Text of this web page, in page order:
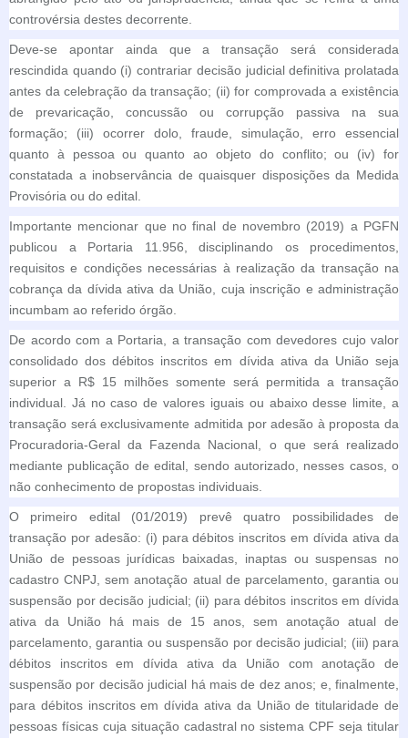
controvérsia destes decorrente.
Deve-se apontar ainda que a transação será considerada
rescindida quando (i) contrariar decisão judicial definitiva prolatada
antes da celebração da transação; (ii) for comprovada a existência
de prevaricação, concussão ou corrupção passiva na sua
formação; (iii) ocorrer dolo, fraude, simulação, erro essencial
quanto à pessoa ou quanto ao objeto do conflito; ou (iv) for
constatada a inobservância de quaisquer disposições da Medida
Provisória ou do edital.
Importante mencionar que no final de novembro (2019) a PGFN
publicou a Portaria 11.956, disciplinando os procedimentos,
requisitos e condições necessárias à realização da transação na
cobrança da dívida ativa da União, cuja inscrição e administração
incumbam ao referido órgão.
De acordo com a Portaria, a transação com devedores cujo valor
consolidado dos débitos inscritos em dívida ativa da União seja
superior a R$ 15 milhões somente será permitida a transação
individual. Já no caso de valores iguais ou abaixo desse limite, a
transação será exclusivamente admitida por adesão à proposta da
Procuradoria-Geral da Fazenda Nacional, o que será realizado
mediante publicação de edital, sendo autorizado, nesses casos, o
não conhecimento de propostas individuais.
O primeiro edital (01/2019) prevê quatro possibilidades de
transação por adesão: (i) para débitos inscritos em dívida ativa da
União de pessoas jurídicas baixadas, inaptas ou suspensas no
cadastro CNPJ, sem anotação atual de parcelamento, garantia ou
suspensão por decisão judicial; (ii) para débitos inscritos em dívida
ativa da União há mais de 15 anos, sem anotação atual de
parcelamento, garantia ou suspensão por decisão judicial; (iii) para
débitos inscritos em dívida ativa da União com anotação de
suspensão por decisão judicial há mais de dez anos; e, finalmente,
para débitos inscritos em dívida ativa da União de titularidade de
pessoas físicas cuja situação cadastral no sistema CPF seja titular